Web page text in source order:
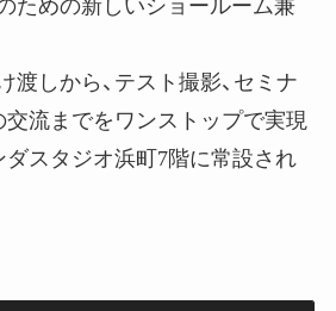
ための新しいショールーム兼
渡しから、テスト撮影、セミナ
交流までをワンストップで実現
ダスタジオ浜町7階に常設され